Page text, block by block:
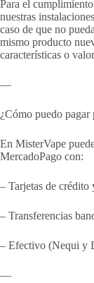
Para el
nuestras
caso de que no
mismo producto
características o
—
¿Cómo puedo
En MisterVape
MercadoPago con:
– Tarjetas de crédito
– Transferencias
– Efectivo (Nequi y
—